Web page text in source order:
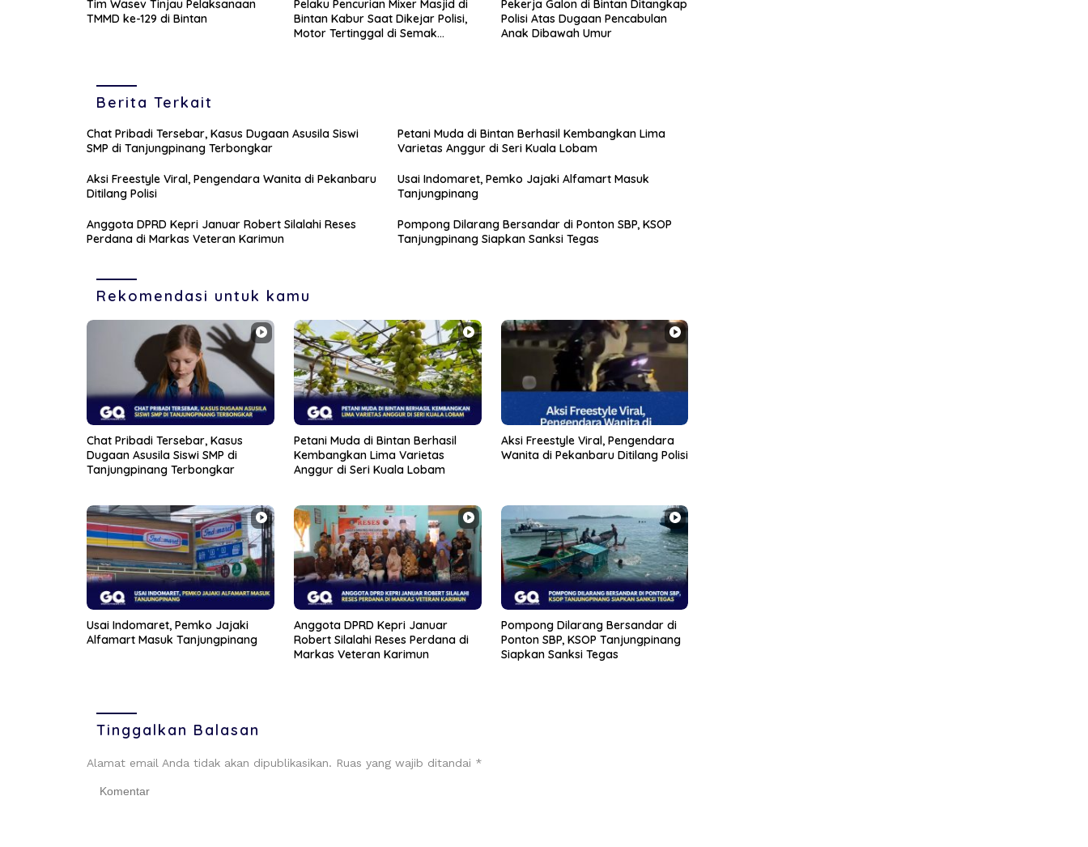
Tim Wasev Tinjau Pelaksanaan
TMMD ke-129 di Bintan
Pelaku Pencurian Mixer Masjid di
Bintan Kabur Saat Dikejar Polisi,
Motor Tertinggal di Semak
Pekerja Galon di Bintan Ditangkap
Polisi Atas Dugaan Pencabulan
Anak Dibawah Umur
Berita Terkait
Chat Pribadi Tersebar, Kasus Dugaan Asusila Siswi
SMP di Tanjungpinang Terbongkar
Petani Muda di Bintan Berhasil Kembangkan Lima
Varietas Anggur di Seri Kuala Lobam
Aksi Freestyle Viral, Pengendara Wanita di Pekanbaru
Ditilang Polisi
Usai Indomaret, Pemko Jajaki Alfamart Masuk
Tanjungpinang
Anggota DPRD Kepri Januar Robert Silalahi Reses
Perdana di Markas Veteran Karimun
Pompong Dilarang Bersandar di Ponton SBP, KSOP
Tanjungpinang Siapkan Sanksi Tegas
Rekomendasi untuk kamu
Chat Pribadi Tersebar, Kasus
Dugaan Asusila Siswi SMP di
Tanjungpinang Terbongkar
Petani Muda di Bintan Berhasil
Kembangkan Lima Varietas
Anggur di Seri Kuala Lobam
Aksi Freestyle Viral, Pengendara
Wanita di Pekanbaru Ditilang Polisi
Usai Indomaret, Pemko Jajaki
Alfamart Masuk Tanjungpinang
Anggota DPRD Kepri Januar
Robert Silalahi Reses Perdana di
Markas Veteran Karimun
Pompong Dilarang Bersandar di
Ponton SBP, KSOP Tanjungpinang
Siapkan Sanksi Tegas
Tinggalkan Balasan
Alamat email Anda tidak akan dipublikasikan. Ruas yang wajib ditandai *